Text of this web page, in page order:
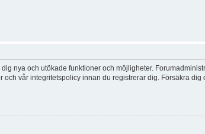
nya och utökade funktioner och möjligheter.
vår integritetspolicy innan du registrerar dig. Försäkra